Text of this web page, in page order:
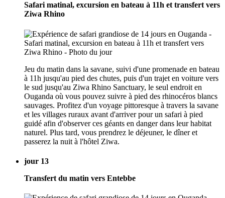
Safari matinal, excursion en bateau à 11h et transfert vers
Ziwa Rhino
Jeu du matin dans la savane, suivi d'une promenade en bateau
à 11h jusqu'au pied des chutes, puis d'un trajet en voiture vers
le sud jusqu'au Ziwa Rhino Sanctuary, le seul endroit en
Ouganda où vous pouvez suivre à pied des rhinocéros blancs
sauvages. Profitez d'un voyage pittoresque à travers la savane
et les villages ruraux avant d'arriver pour un safari à pied
guidé afin d'observer ces géants en danger dans leur habitat
naturel. Plus tard, vous prendrez le déjeuner, le dîner et
passerez la nuit à l'hôtel Ziwa.
jour 13
Transfert du matin vers Entebbe